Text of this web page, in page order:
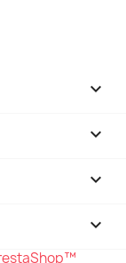



keyboard_arrow_down